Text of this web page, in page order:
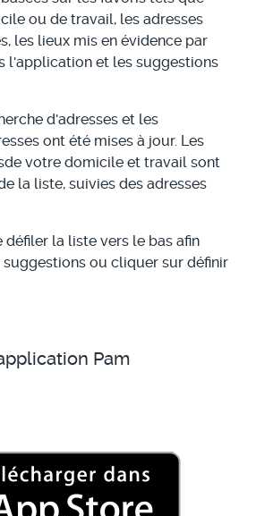
ou de travail, les adresses
les lieux mis en évidence par
l'application et les suggestions
d'adresses et les
ont été mises à jour. Les
votre domicile et travail sont
la liste, suivies des adresses
défiler la liste vers le bas afin
suggestions ou cliquer sur définir
Pam